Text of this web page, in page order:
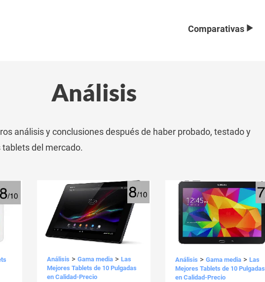
Comparativas
Análisis
análisis y conclusiones después de haber probado, testado y
del mercado.
Análisis > Gama media> Las
Mejores Tablets de 10 Pulgadas
en Calidad-Precio
Análisis > Gama media> Las
Mejores Tablets de 10 Pulgadas
en Calidad-Precio